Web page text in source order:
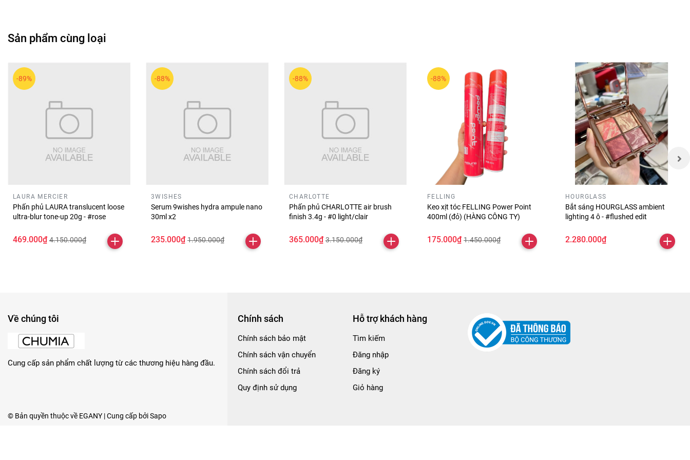
💖Lời tổng kết ngắn
hút trong nhiều hoàn cảnh khác nhau.
Sản phẩm cùng loại
-89%
LAURA MERCIER
Phấn phủ LAURA translucent loose
ultra-blur tone-up 20g - #rose
469.000₫ 4.150.000₫
-88%
3WISHES
Serum 9wishes hydra ampule nano
30ml x2
235.000₫ 1.950.000₫
-88%
CHARLOTTE
Phấn phủ CHARLOTTE air brush
finish 3.4g - #0 light/clair
365.000₫ 3.150.000₫
-88%
FELLING
Keo xịt tóc FELLING Power Point
400ml (đỏ) (HÀNG CÔNG TY)
175.000₫ 1.450.000₫
HOURGLASS
Bắt sáng HOURGLASS ambient
lighting 4 ô - #flushed edit
2.280.000₫
Về chúng tôi
Cung cấp sản phẩm chất lượng từ các thương hiệu hàng đầu.
Chính sách
Chính sách bảo mật
Chính sách vận chuyển
Chính sách đổi trả
Quy định sử dụng
Hỗ trợ khách hàng
Tìm kiếm
Đăng nhập
Đăng ký
Giỏ hàng
© Bản quyền thuộc về EGANY | Cung cấp bởiSapo